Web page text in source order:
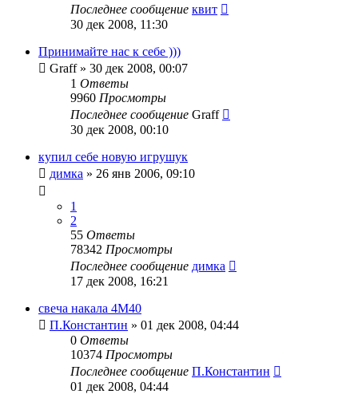
Последнее сообщение квит
30 дек 2008, 11:30
Принимайте нас к себе )))
Graff» 30 дек 2008, 00:07
1 Ответы
9960 Просмотры
Последнее сообщение Graff
30 дек 2008, 00:10
купил себе новую игрушук
димка » 26 янв 2006, 09:10
1
2
55 Ответы
78342 Просмотры
Последнее сообщение димка
17 дек 2008, 16:21
свеча накала 4M40
П.Константин » 01 дек 2008, 04:44
0 Ответы
10374 Просмотры
Последнее сообщение П.Константин
01 дек 2008, 04:44